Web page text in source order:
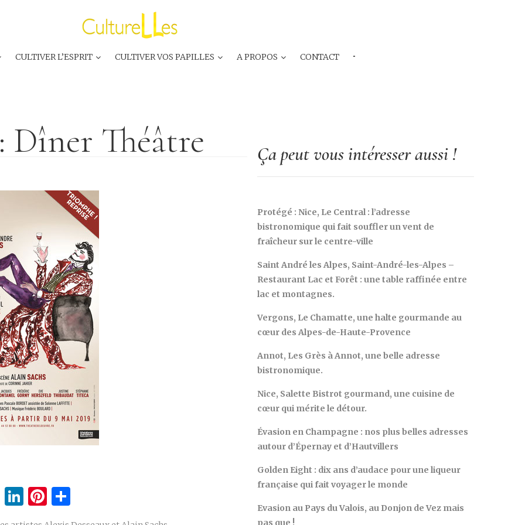
CULTIVER L’ESPRIT CULTIVER VOS PAPILLES A PROPOS CONTACT ···
Dîner Théâtre
Twitter
LinkedIn
Pinterest
Ça peut vous intéresser aussi !
Protégé : Nice, Le Central : l’adresse
bistronomique qui fait souffler un vent de
fraîcheur sur le centre-ville
Saint André les Alpes, Saint-André-les-Alpes –
Restaurant Lac et Forêt : une table raffinée entre
lac et montagnes.
Vergons, Le Chamatte, une halte gourmande au
cœur des Alpes-de-Haute-Provence
Annot, Les Grès à Annot, une belle adresse
bistronomique.
Nice, Salette Bistrot gourmand, une cuisine de
cœur qui mérite le détour.
Évasion en Champagne : nos plus belles adresses
autour d’Épernay et d’Hautvillers
Golden Eight : dix ans d’audace pour une liqueur
française qui fait voyager le monde
Evasion au Pays du Valois, au Donjon de Vez mais
pas que !